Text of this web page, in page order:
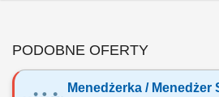
PODOBNE OFERTY
Menedżerka / Menedżer